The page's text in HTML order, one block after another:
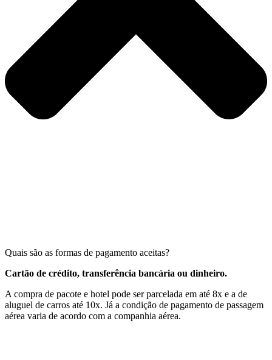
Quais são as formas de pagamento aceitas?
Cartão de crédito, transferência bancária ou dinheiro.
A compra de pacote e hotel pode ser parcelada em até 8x e a de
aluguel de carros até 10x. Já a condição de pagamento de passagem
aérea varia de acordo com a companhia aérea.